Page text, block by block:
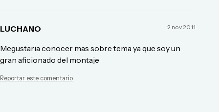
LUCHANO 2 nov 2011
Megustaria conocer mas sobre tema ya que soy un
gran aficionado del montaje
Reportar este comentario